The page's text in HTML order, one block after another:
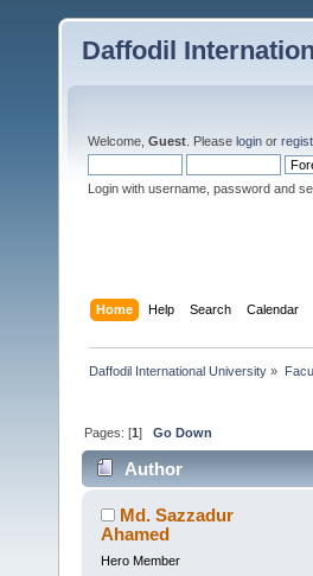
Daffodil
Welcome, Guest . Please login or
Login with username, password and
Home Help Search Calendar
Daffodil International University »
Pages: [1]Go Down
Author
Md. Sazzadur
Ahamed
Hero Member